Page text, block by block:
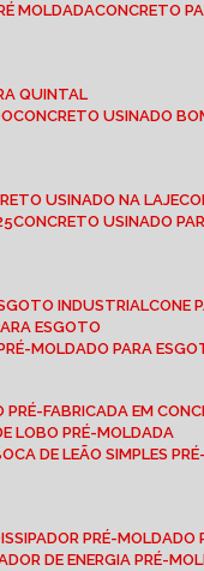
MOLDADA CONCRETO
QUINTAL
CONCRETO USINADO
USINADO NA LAJE
CONCRETO USINADO
INDUSTRIAL
ESGOTO
PRÉ-MOLDADO PARA
PRÉ-FABRICADA EM
LOBO PRÉ-MOLDADA
BOCA DE LEÃO SIMPLES
DISSIPADOR PRÉ-
DE ENERGIA PRÉ-